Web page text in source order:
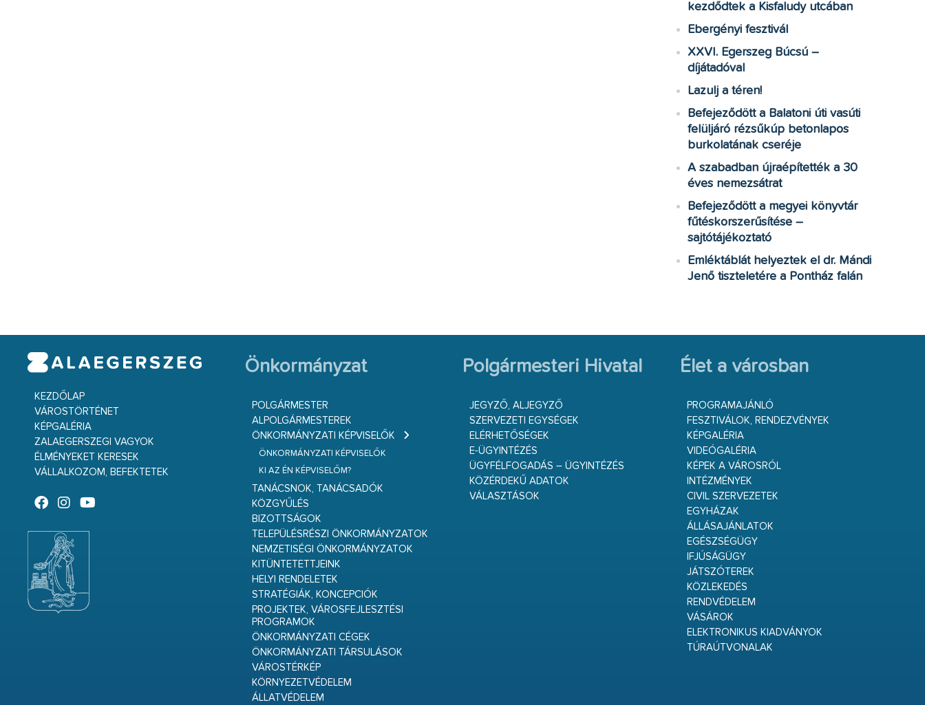
kezdődtek a Kisfaludy utcában
Ebergényi fesztivál
XXVI. Egerszeg Búcsú –
díjátadóval
Lazulj a téren!
Befejeződött a Balatoni úti vasúti
felüljáró rézsűkúp betonlapos
burkolatának cseréje
A szabadban újraépítették a 30
éves nemezsátrat
Befejeződött a megyei könyvtár
fűtéskorszerűsítése –
sajtótájékoztató
Emléktáblát helyeztek el dr. Mándi
Jenő tiszteletére a Pontház falán
KEZDŐLAP
VÁROSTÖRTÉNET
KÉPGALÉRIA
ZALAEGERSZEGI VAGYOK
ÉLMÉNYEKET KERESEK
VÁLLALKOZOM, BEFEKTETEK
Önkormányzat
POLGÁRMESTER
ALPOLGÁRMESTEREK
ÖNKORMÁNYZATI KÉPVISELŐK
ÖNKORMÁNYZATI KÉPVISELŐK
KI AZ ÉN KÉPVISELŐM?
TANÁCSNOK, TANÁCSADÓK
KÖZGYŰLÉS
BIZOTTSÁGOK
TELEPÜLÉSRÉSZI ÖNKORMÁNYZATOK
NEMZETISÉGI ÖNKORMÁNYZATOK
KITÜNTETETTJEINK
HELYI RENDELETEK
STRATÉGIÁK, KONCEPCIÓK
PROJEKTEK, VÁROSFEJLESZTÉSI
PROGRAMOK
ÖNKORMÁNYZATI CÉGEK
ÖNKORMÁNYZATI TÁRSULÁSOK
VÁROSTÉRKÉP
KÖRNYEZETVÉDELEM
ÁLLATVÉDELEM
Polgármesteri Hivatal
JEGYZŐ, ALJEGYZŐ
SZERVEZETI EGYSÉGEK
ELÉRHETŐSÉGEK
E-ÜGYINTÉZÉS
ÜGYFÉLFOGADÁS – ÜGYINTÉZÉS
KÖZÉRDEKŰ ADATOK
VÁLASZTÁSOK
Élet a városban
PROGRAMAJÁNLÓ
FESZTIVÁLOK, RENDEZVÉNYEK
KÉPGALÉRIA
VIDEÓGALÉRIA
KÉPEK A VÁROSRÓL
INTÉZMÉNYEK
CIVIL SZERVEZETEK
EGYHÁZAK
ÁLLÁSAJÁNLATOK
EGÉSZSÉGÜGY
IFJÚSÁGÜGY
JÁTSZÓTEREK
KÖZLEKEDÉS
RENDVÉDELEM
VÁSÁROK
ELEKTRONIKUS KIADVÁNYOK
TÚRAÚTVONALAK